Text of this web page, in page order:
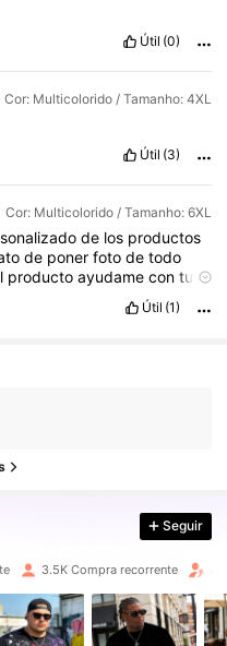
Útil (0)
Cor: Multicolorido / Tamanho: 4XL
Útil (3)
Cor: Multicolorido / Tamanho: 6XL
de los productos
de ponerfotodetodo
productoayudamecontu
Útil (1)
Seguir
3.5K Compra recorrente